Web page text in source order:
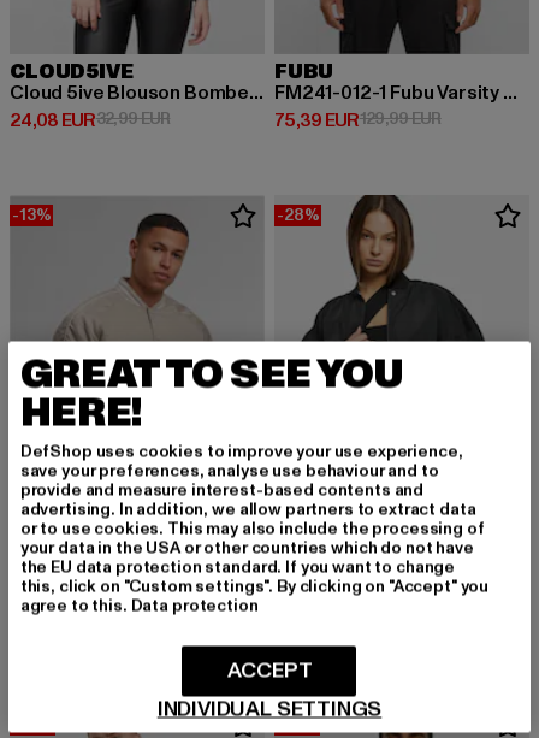
CLOUD5IVE
Cloud 5ive Blouson Bomber Jacket
24,08 EUR
Derzeitiger Preis: 24,08 EUR
32,99 EURAktionspreis: 32,99 EUR
FUBU
FM241-012-1 Fubu Varsity Satin Raglan Bomber Jacket
75,39 EUR
Derzeitiger Preis: 75,39 EUR
129,99 EURAktionspreis:
-13%
URBAN CLASSICS
Racer
-28%
URBAN CLASSICS
57,59 EUR
Derzeitiger Preis: 57,59 EUR
79,99 EURAktionspreis:
-33%
GREAT TO SEE YOU
HERE!
DefShop uses cookies to improve your use experience,
save your preferences, analyse use behaviour and to
provide and measure interest-based contents and
advertising. In addition, we allow partners to extract data
or to use cookies. This may also include the processing of
your data in the USA or other countries which do not have
the EU data protection standard. If you want to change
this, click on "Custom settings". By clicking on "Accept" you
agree to this. Data protection
INDIVIDUAL SETTINGS
ACCEPT